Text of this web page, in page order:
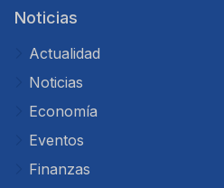
Noticias
Actualidad
Noticias
Economía
Eventos
Finanzas